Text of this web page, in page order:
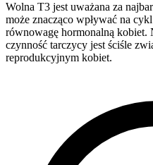
Wolna T3 jest uważana za
może znacząco wpływać na
równowagę hormonalną kobiet.
czynność tarczycy jest ściśle
reprodukcyjnym kobiet.